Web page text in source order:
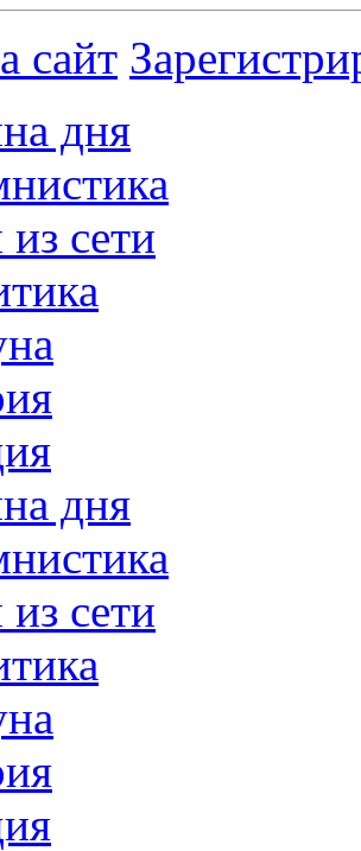
сайт
дня
сети
дня
сети